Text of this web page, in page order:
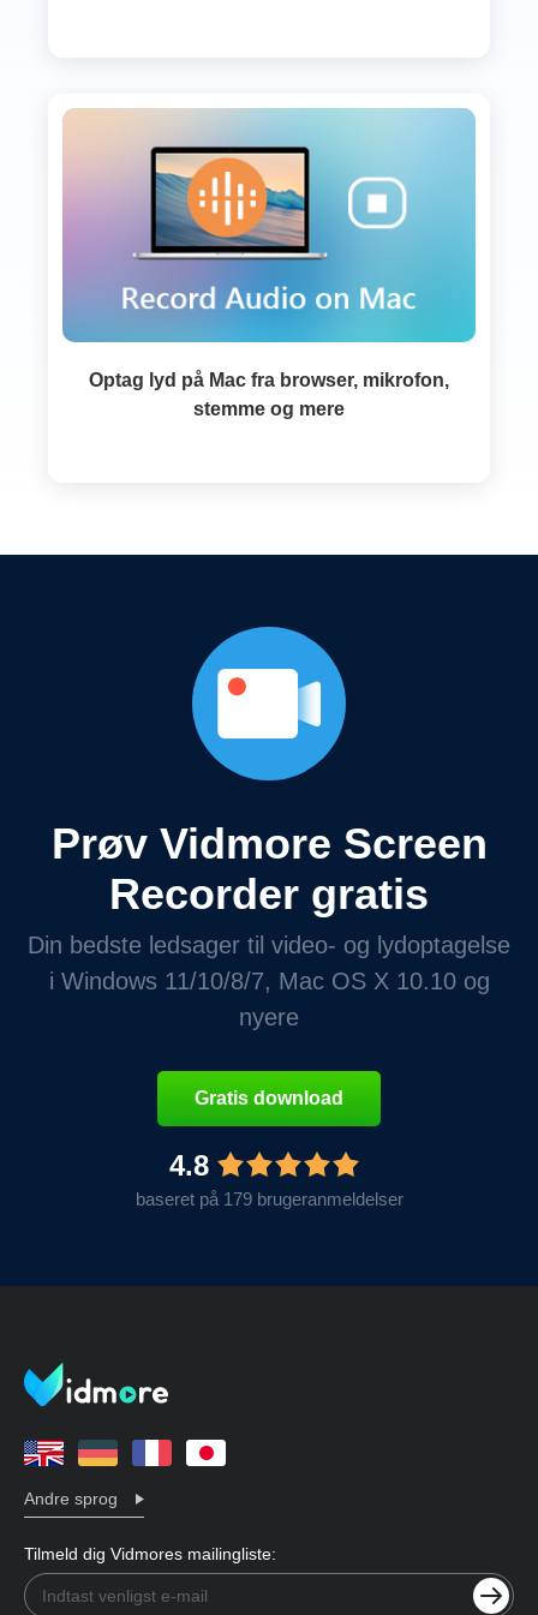
Optag lyd på Mac fra browser, mikrofon,
stemme og mere
Prøv Vidmore Screen
Recorder gratis
Din bedste ledsager til video- og lydoptagelse
i Windows 11/10/8/7, Mac OS X 10.10 og
nyere
Gratis download
4.8
baseret på 179 brugeranmeldelser
Andre sprog
Tilmeld dig Vidmores mailingliste: